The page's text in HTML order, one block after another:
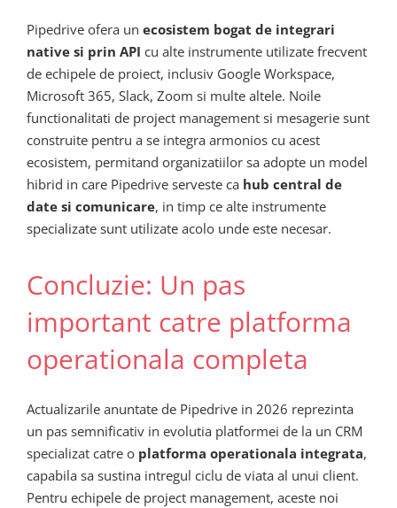
Pipedrive ofera un ecosistem bogat de integrari
native si prin API cu alte instrumente utilizate frecvent
de echipele de proiect, inclusiv Google Workspace,
Microsoft 365, Slack, Zoom si multe altele. Noile
functionalitati de project management si mesagerie sunt
construite pentru a se integra armonios cu acest
ecosistem, permitand organizatiilor sa adopte un model
hibrid in care Pipedrive serveste ca hub central de
date si comunicare, in timp ce alte instrumente
specializate sunt utilizate acolo unde este necesar.
Concluzie: Un pas
important catre platforma
operationala completa
Actualizarile anuntate de Pipedrive in 2026 reprezinta
un pas semnificativ in evolutia platformei de la un CRM
specializat catre o platforma operationala integrata,
capabila sa sustina intregul ciclu de viata al unui client.
Pentru echipele de project management, aceste noi